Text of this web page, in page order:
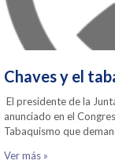
Chaves y el
El presidente de la
anunciado en el
Tabaquismo que
Ver más »